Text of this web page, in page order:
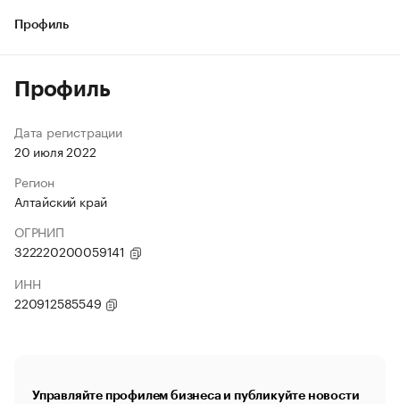
Профиль
Профиль
Дата регистрации
20 июля 2022
Регион
Алтайский край
ОГРНИП
322220200059141
ИНН
220912585549
Управляйте профилем бизнеса и публикуйте новости